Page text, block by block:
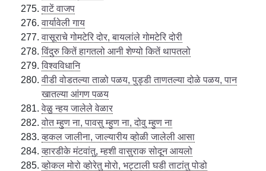
वाटें वाजप
वार्यावेली गाय
वासूराचे गोमटेरि दोर, बायलांले गोमटेरि दोरी
विंदुरु कितें हागतलो आनी शेण्यो कितें थापतलो
विश्वविधानि
वीडी वोडतल्या ताळो पळय, पुड्डी ताणतल्या दोळे पळय, पान
खातल्या आंगण पळय
वेळु न्हय जालेले वेळार
वोत म्हुण ना, पावसु म्हुण ना, दोवु म्हुण ना
व्हकल जालीना, जाल्यारीय व्होळी जालेली आसा
व्हारडीके मंटवांतु, म्हशी वासुराक सोदून आयलो
व्होकल मोरो व्होरेतु मोरो, भट्टाली घडी ताटांतु पोडो